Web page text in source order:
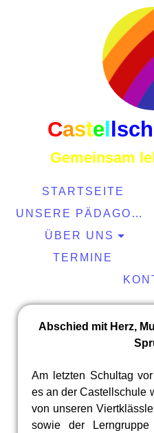
Castel
Gemeinsam
STARTSEITE
UNSERE PÄDAGOGIK
ÜBER UNS
TERMINE
Abschied mit Herz,
Am letzten Schultag
es an der Castellschule
von unseren
sowie der